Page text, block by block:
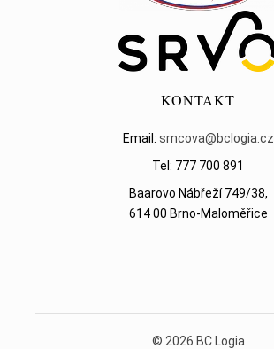
KONTAKT
Email: srncova@bclogia.cz
Tel: 777 700 891
Baarovo Nábřeží 749/38,
614 00 Brno-Maloměřice
© 2026 BC Logia